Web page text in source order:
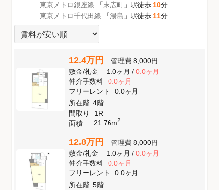
東京メトロ銀座線 「末広町 」駅徒歩 10分
東京メトロ千代田線 「湯島 」駅徒歩 11分
12.4万円 管理費 8,000円
敷金/礼金 1.0ヶ月/ 0.0ヶ月
仲介手数料
0.0ヶ月
フリーレント
0.0ヶ月
所在階 4階
間取り
1R
面積
21.76m2
12.8万円 管理費 8,000円
敷金/礼金 1.0ヶ月/ 0.0ヶ月
仲介手数料
0.0ヶ月
フリーレント
0.0ヶ月
所在階 5階